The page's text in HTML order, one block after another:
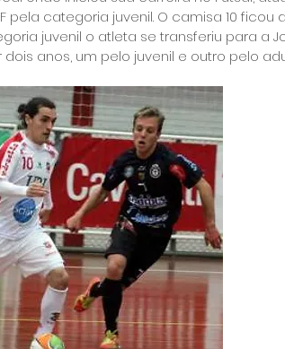
categoria juvenil. O camisa 10 ficou
juvenil o atleta se transferiu para a
anos, um pelo juvenil e outro pelo